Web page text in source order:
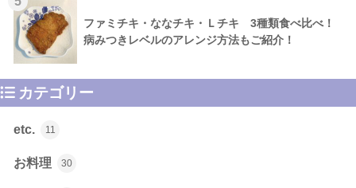
ファミチキ・ななチキ・Ｌチキ 3種類食べ比べ！
病みつきレベルのアレンジ方法もご紹介！
カテゴリー
etc. 11
お料理 30